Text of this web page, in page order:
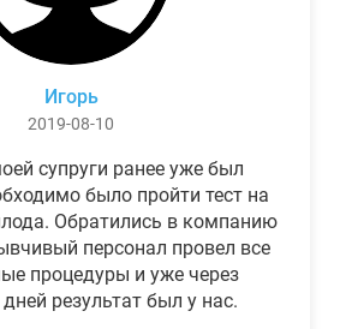
Игорь
2019-08-10
супруги ранее уже был
было пройти тест на
Обратились в компанию
персонал провел все
процедуры и уже через
результат был у нас.